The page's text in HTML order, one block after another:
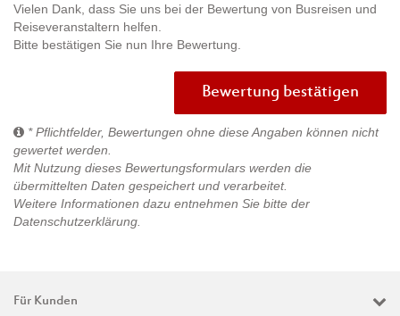
Vielen Dank, dass Sie uns bei der Bewertung von Busreisen und
Reiseveranstaltern helfen.
Bitte bestätigen Sie nun Ihre Bewertung.
Bewertung bestätigen
* Pflichtfelder, Bewertungen ohne diese Angaben können nicht
gewertet werden.
Mit Nutzung dieses Bewertungsformulars werden die
übermittelten Daten gespeichert und verarbeitet.
Weitere Informationen dazu entnehmen Sie bitte der
Datenschutzerklärung
Für Kunden